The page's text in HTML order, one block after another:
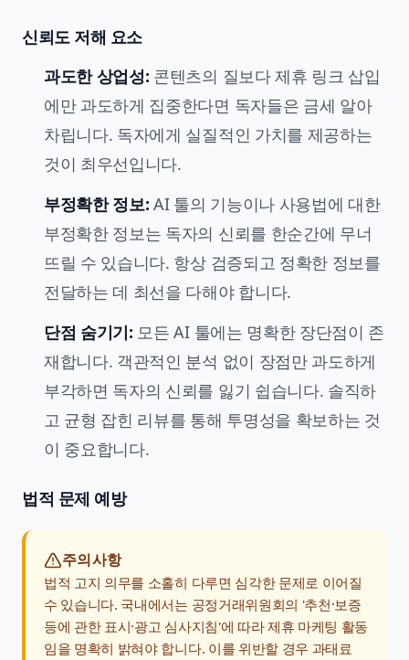
신뢰도 저해 요소
과도한 상업성: 콘텐츠의 질보다 제휴 링크 삽입
에만 과도하게 집중한다면 독자들은 금세 알아
차립니다. 독자에게 실질적인 가치를 제공하는
것이 최우선입니다.
부정확한 정보: AI 툴의 기능이나 사용법에 대한
부정확한 정보는 독자의 신뢰를 한순간에 무너
뜨릴 수 있습니다. 항상 검증되고 정확한 정보를
전달하는 데 최선을 다해야 합니다.
단점 숨기기: 모든 AI 툴에는 명확한 장단점이 존
재합니다. 객관적인 분석 없이 장점만 과도하게
부각하면 독자의 신뢰를 잃기 쉽습니다. 솔직하
고 균형 잡힌 리뷰를 통해 투명성을 확보하는 것
이 중요합니다.
법적 문제 예방
주의사항
법적 고지 의무를 소홀히 다루면 심각한 문제로 이어질
수 있습니다. 국내에서는 공정거래위원회의 '추천·보증
등에 관한 표시·광고 심사지침'에 따라 제휴 마케팅 활동
임을 명확히 밝혀야 합니다. 이를 위반할 경우 과태료